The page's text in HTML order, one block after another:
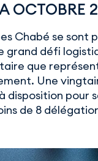
OCTOBRE
Chabé se sont
grand défi
que
Une
disposition pour
de 8